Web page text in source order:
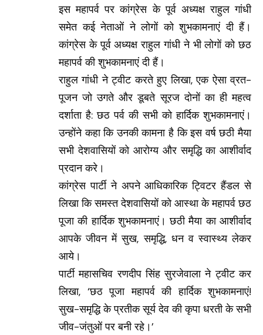
इस महापर्व पर कांग्रेस के पूर्व अध्यक्ष राहुल गांधी
समेत कई नेताओं ने लोगों को शुभकामनाएं दी हैं।
कांग्रेस के पूर्व अध्यक्ष राहुल गांधी ने भी लोगों को छठ
महापर्व की शुभकामनाएं दी हैं।
राहुल गांधी ने ट्वीट करते हुए लिखा, एक ऐसा व्रत-
पूजन जो उगते और डूबते सूरज दोनों का ही महत्व
दर्शाता है: छठ पर्व की सभी को हार्दिक शुभकामनाएं।
उन्होंने कहा कि उनकी कामना है कि इस वर्ष छठी मैया
सभी देशवासियों को आरोग्य और समृद्धि का आशीर्वाद
प्रदान करे।
कांग्रेस पार्टी ने अपने आधिकारिक ट्विटर हैंडल से
लिखा कि समस्त देशवासियों को आस्था के महापर्व छठ
पूजा की हार्दिक शुभकामनाएं। छठी मैया का आशीर्वाद
आपके जीवन में सुख, समृद्धि, धन व स्वास्थ्य लेकर
आये।
पार्टी महासचिव रणदीप सिंह सुरजेवाला ने ट्वीट कर
लिखा, ‘छठ पूजा महापर्व की हार्दिक शुभकामनाएं!
सुख-समृद्धि के प्रतीक सूर्य देव की कृपा धरती के सभी
जीव-जंतुओं पर बनी रहे।’